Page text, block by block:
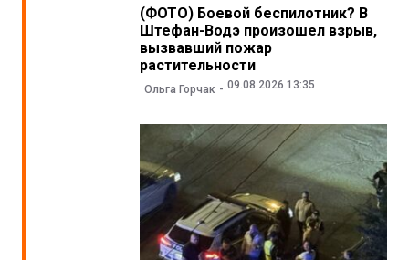
(ФОТО) Боевой беспилотник? В
Штефан-Водэ произошел взрыв,
вызвавший пожар
растительности
Ольга Горчак 09.08.2026 13:35